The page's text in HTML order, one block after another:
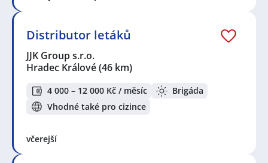
Distributor letáků
JJK Group s.r.o.
Hradec Králové(46 km)
4 000 – 12 000 Kč / měsíc
Brigáda
Vhodné také pro cizince
včerejší